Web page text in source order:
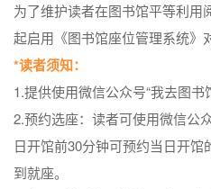
为了维护读者在图书馆平等利用
起启用《图书馆座位管理系统》
*读者须知：
1.提供使用微信公众号“我去图书
2.预约选座：读者可使用微信公
日开馆前30分钟可预约当日开
到就座。